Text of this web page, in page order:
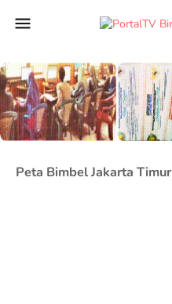
Peta Bimbel Jakarta Timur